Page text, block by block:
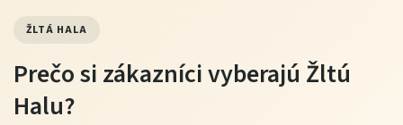
ŽLTÁ HALA
Prečo si zákazníci vyberajú Žltú
Halu?